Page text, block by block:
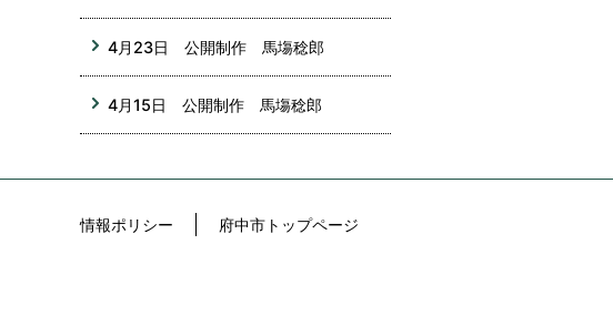
4月23日 公開制作 馬塲稔郎
4月15日 公開制作 馬塲稔郎
情報ポリシー 府中市トップページ